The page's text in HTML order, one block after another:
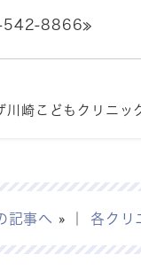
崎こどもクリニッ
記事へ » ｜ 各クリ